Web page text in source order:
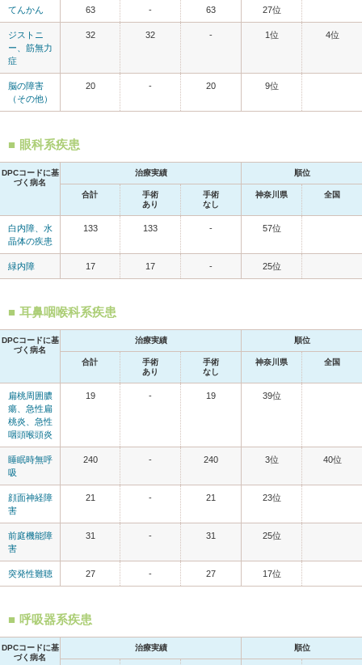
てんかん 63 - 63 27位
ジストニ
ー、筋無力
症
32 32 - 1位 4位
脳の障害
（その他）
20 - 20 9位
眼科系疾患
DPCコードに基
づく病名
治療実績 順位
合計
手術
あり
手術
なし
神奈川県 全国
白内障、水
晶体の疾患
133 133 - 57位
緑内障 17 17 - 25位
耳鼻咽喉科系疾患
DPCコードに基
づく病名
治療実績 順位
合計
手術
あり
手術
なし
神奈川県 全国
扁桃周囲膿
瘍、急性扁
桃炎、急性
咽頭喉頭炎
19 - 19 39位
睡眠時無呼
吸
240 - 240 3位 40位
顔面神経障
害
21 - 21 23位
前庭機能障
害
31 - 31 25位
突発性難聴 27 - 27 17位
呼吸器系疾患
DPCコードに基
づく病名
治療実績 順位